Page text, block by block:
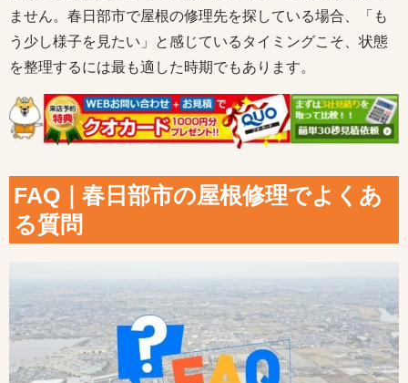
ません。春日部市で屋根の修理先を探している場合、「も
う少し様子を見たい」と感じているタイミングこそ、状態
を整理するには最も適した時期でもあります。
FAQ｜春日部市の屋根修理でよくあ
る質問